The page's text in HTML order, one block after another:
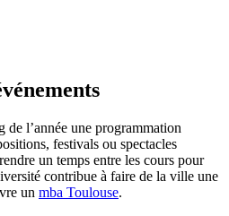
de l’année une programmation
festivals ou spectacles
un temps entre les cours pour
contribue à faire de la ville une
un mba Toulouse.